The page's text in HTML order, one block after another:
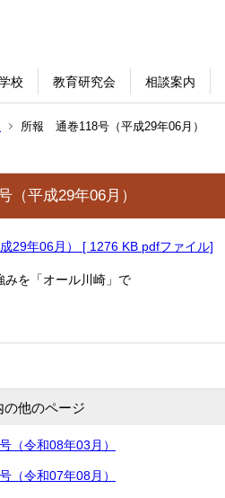
校 教育研究会 相談案内
所報 通巻118号（平成29年06月）
平成29年06月）
29年06月） [ 1276 KB pdfファイル]
みを「オール川崎」で
の他のページ
令和08年03月）
令和07年08月）